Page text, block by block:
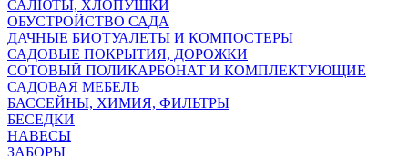
САЛЮТЫ, ХЛОПУШКИ
ОБУСТРОЙСТВО САДА
ДАЧНЫЕ БИОТУАЛЕТЫ И КОМПОСТЕРЫ
САДОВЫЕ ПОКРЫТИЯ, ДОРОЖКИ
СОТОВЫЙ ПОЛИКАРБОНАТ И КОМПЛЕКТУЮЩИЕ
САДОВАЯ МЕБЕЛЬ
БАССЕЙНЫ, ХИМИЯ, ФИЛЬТРЫ
БЕСЕДКИ
НАВЕСЫ
ЗАБОРЫ